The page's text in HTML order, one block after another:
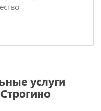
услуги